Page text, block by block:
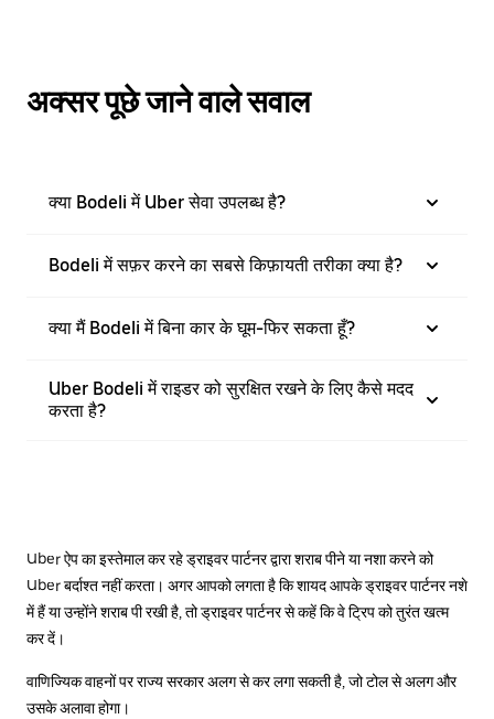
अक्सर पूछे जाने वाले सवाल
क्या Bodeli में Uber सेवा उपलब्ध है?
Bodeli में सफ़र करने का सबसे किफ़ायती तरीका क्या है?
क्या मैं Bodeli में बिना कार के घूम-फिर सकता हूँ?
Uber Bodeli में राइडर को सुरक्षित रखने के लिए कैसे मदद
करता है?
Uber ऐप का इस्तेमाल कर रहे ड्राइवर पार्टनर द्वारा शराब पीने या नशा करने को
Uber बर्दाश्त नहीं करता। अगर आपको लगता है कि शायद आपके ड्राइवर पार्टनर नशे
में हैं या उन्होंने शराब पी रखी है, तो ड्राइवर पार्टनर से कहें कि वे ट्रिप को तुरंत खत्म
कर दें।
वाणिज्यिक वाहनों पर राज्य सरकार अलग से कर लगा सकती है, जो टोल से अलग और
उसके अलावा होगा।